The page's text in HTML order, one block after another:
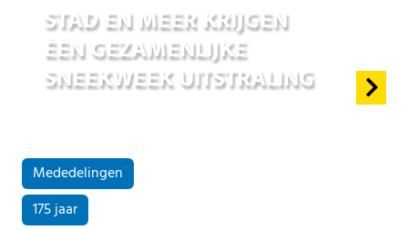
STAD EN MEER KRIJGEN
ÉÉN GEZAMENLIJKE
SNEEKWEEK UITSTRALING
Mededelingen
175 jaar